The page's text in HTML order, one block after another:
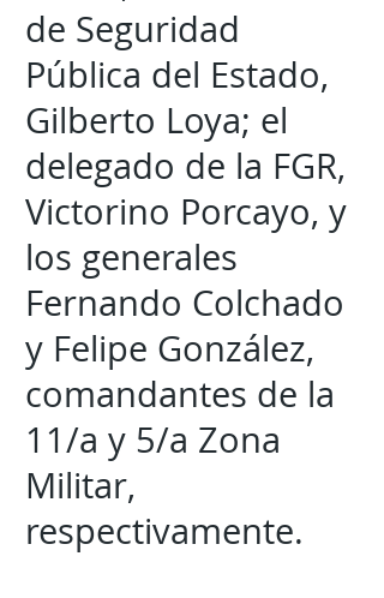
de Seguridad
Pública del Estado,
Gilberto Loya; el
delegado de la FGR,
Victorino Porcayo, y
los generales
Fernando Colchado
y Felipe González,
comandantes de la
11/a y 5/a Zona
Militar,
respectivamente.